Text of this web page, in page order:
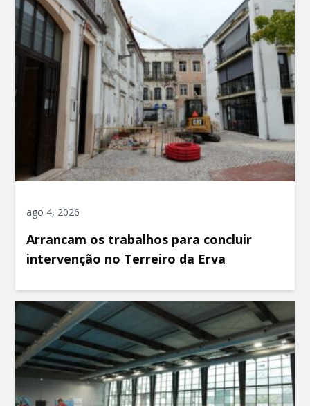
ago 4, 2026
Arrancam os trabalhos para concluir
intervenção no Terreiro da Erva